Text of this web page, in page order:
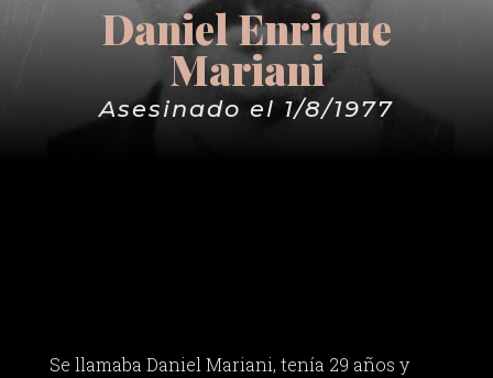
Daniel Enrique
Mariani
Asesinado el 1/8/1977
Se llamaba Daniel Mariani, tenía 29 años y